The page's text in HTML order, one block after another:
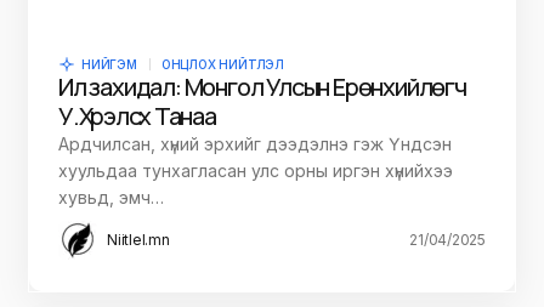
НИЙГЭМ ОНЦЛОХ НИЙТЛЭЛ
Ил захидал: Монгол Улсын Ерөнхийлөгч
У.Хүрэлсүх Танаа
Ардчилсан, хүний эрхийг дээдэлнэ гэж Үндсэн
хуульдаа тунхагласан улс орны иргэн хүнийхээ
хувьд, эмч…
Niitlel.mn 21/04/2025